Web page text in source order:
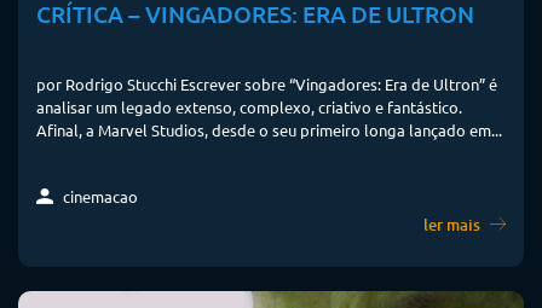
CRÍTICA – VINGADORES: ERA DE ULTRON
por Rodrigo Stucchi Escrever sobre “Vingadores: Era de Ultron” é
analisar um legado extenso, complexo, criativo e fantástico.
Afinal, a Marvel Studios, desde o seu primeiro longa lançado em...
cinemacao
ler mais